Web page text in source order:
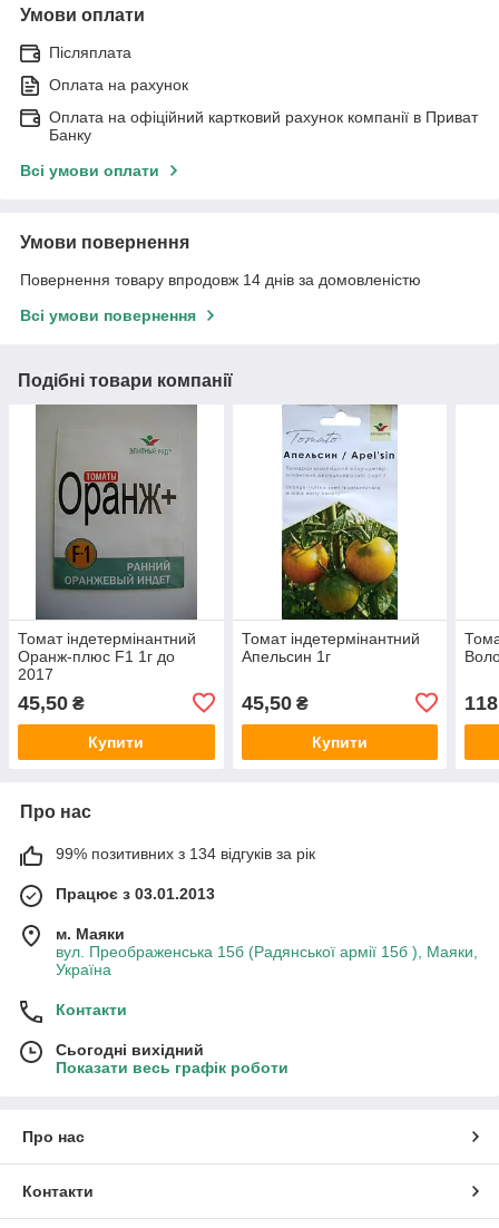
Умови оплати
Післяплата
Оплата на рахунок
Оплата на офіційний картковий рахунок компанії в Приват
Банку
Всі умови оплати
Умови повернення
Повернення товару впродовж 14 днів за домовленістю
Всі умови повернення
Подібні товари компанії
Томат індетермінантний
Оранж-плюс F1 1г до
2017
45,50 ₴
Купити
Томат індетермінантний
Апельсин 1г
45,50₴
Купити
Про нас
99% позитивних з 134 відгуків за рік
Працює з 03.01.2013
м. Маяки
вул. Преображенська 15б (Радянської армії 15б ), Маяки,
Україна
Контакти
Сьогодні вихідний
Показати весь графік роботи
Про нас
Контакти